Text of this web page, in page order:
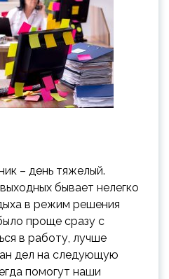
– день тяжелый.
бывает нелегко
в режим решения
проще сразу с
в работу, лучше
дел на следующую
помогут наши